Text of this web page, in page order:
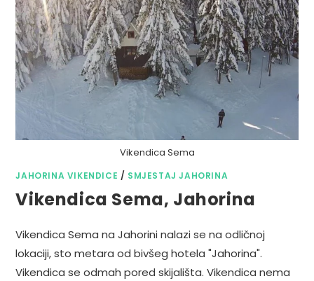
Vikendica Sema
JAHORINA VIKENDICE / SMJESTAJ JAHORINA
Vikendica Sema, Jahorina
Vikendica Sema na Jahorini nalazi se na odličnoj
lokaciji, sto metara od bivšeg hotela "Jahorina".
Vikendica se odmah pored skijališta. Vikendica nema